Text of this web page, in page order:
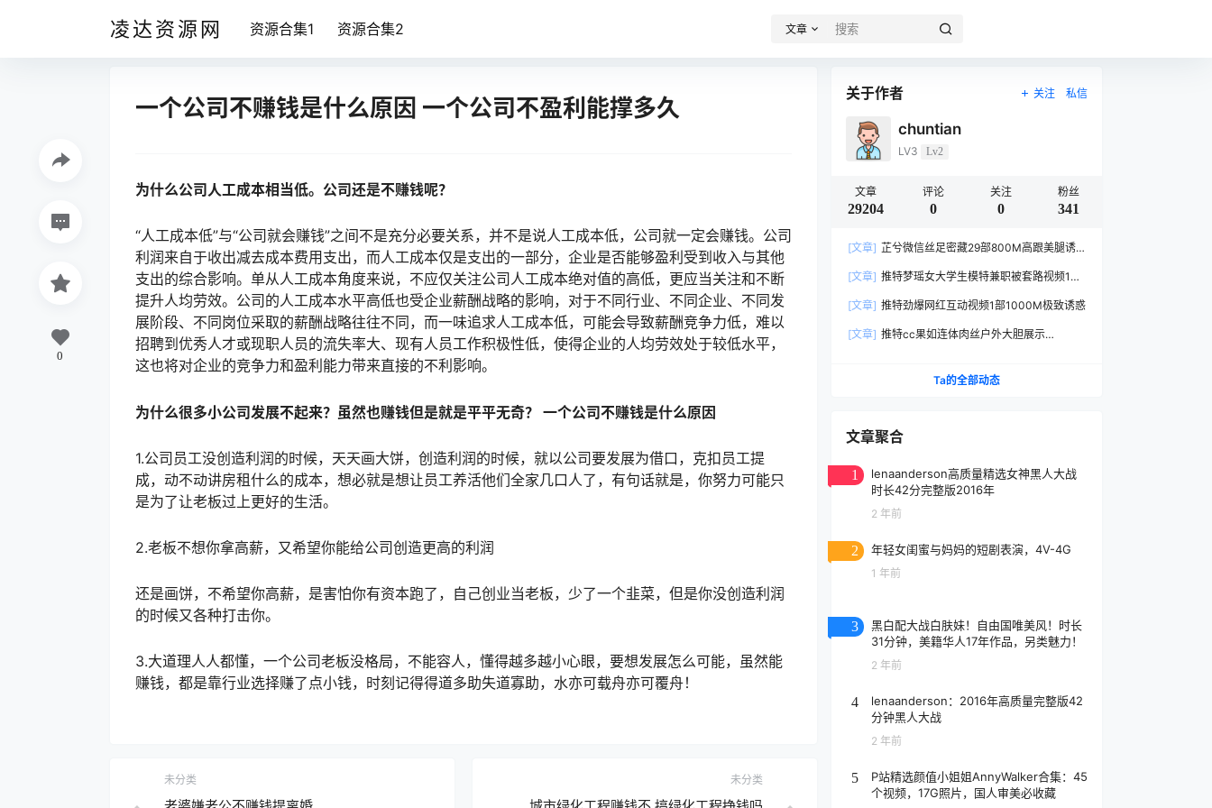
凌达资源网 资源合集1 资源合集2 文章
一个公司不赚钱是什么原因 一个公司不盈利能撑多久
为什么公司人工成本相当低。公司还是不赚钱呢？
“人工成本低”与“公司就会赚钱”之间不是充分必要关系，并不是说人工成本低，公司就一定会赚钱。公司
利润来自于收出减去成本费用支出，而人工成本仅是支出的一部分，企业是否能够盈利受到收入与其他
支出的综合影响。单从人工成本角度来说，不应仅关注公司人工成本绝对值的高低，更应当关注和不断
提升人均劳效。公司的人工成本水平高低也受企业薪酬战略的影响，对于不同行业、不同企业、不同发
展阶段、不同岗位采取的薪酬战略往往不同，而一味追求人工成本低，可能会导致薪酬竞争力低，难以
招聘到优秀人才或现职人员的流失率大、现有人员工作积极性低，使得企业的人均劳效处于较低水平，
这也将对企业的竞争力和盈利能力带来直接的不利影响。
为什么很多小公司发展不起来？虽然也赚钱但是就是平平无奇？ 一个公司不赚钱是什么原因
1.公司员工没创造利润的时候，天天画大饼，创造利润的时候，就以公司要发展为借口，克扣员工提
成，动不动讲房租什么的成本，想必就是想让员工养活他们全家几口人了，有句话就是，你努力可能只
是为了让老板过上更好的生活。
2.老板不想你拿高薪，又希望你能给公司创造更高的利润
还是画饼，不希望你高薪，是害怕你有资本跑了，自己创业当老板，少了一个韭菜，但是你没创造利润
的时候又各种打击你。
3.大道理人人都懂，一个公司老板没格局，不能容人，懂得越多越小心眼，要想发展怎么可能，虽然能
赚钱，都是靠行业选择赚了点小钱，时刻记得得道多助失道寡助，水亦可载舟亦可覆舟！
0
未分类 未分类
关于作者 关注 私信
chuntian
LV3 Lv2
文章
29204
评论
0
关注
0
粉丝
341
[文章] 芷兮微信丝足密藏29部800M高跟美腿诱
[文章] 推特梦瑶女大学生模特兼职被套路视频1部
[文章] 推特劲爆网红互动视频1部1000M极致诱惑
[文章] 推特cc果如连体肉丝户外大胆展示
Ta的全部动态
文章聚合
1
lenaanderson高质量精选女神黑人大战
时长42分完整版2016年
2 年前
2 年轻女闺蜜与妈妈的短剧表演，4V-4G
1 年前
3
黑白配大战白肤妹！自由国唯美风！时长
31分钟，美籍华人17年作品，另类魅力！
2 年前
4
lenaanderson：2016年高质量完整版42
分钟黑人大战
2 年前
5
P站精选颜值小姐姐AnnyWalker合集：45
个视频，17G照片，国人审美必收藏